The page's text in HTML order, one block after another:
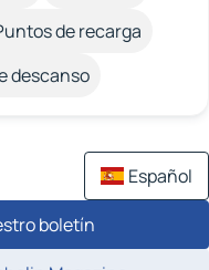
de recarga
descanso
Español
boletín